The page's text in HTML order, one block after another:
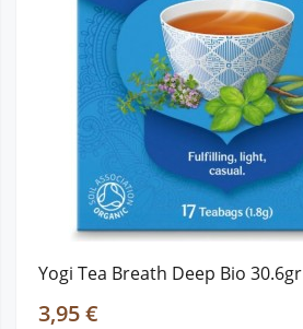
Yogi Tea Breath Deep Bio 30.6gr
3,95 €